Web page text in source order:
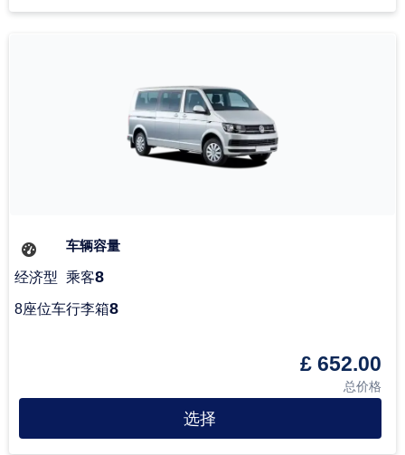
经济型
8座位车
车辆容量
乘客8
行李箱8
£ 652.00
总价格
选择